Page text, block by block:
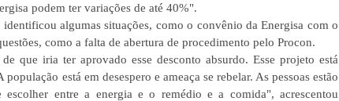
podem ter variações de até 40%".
algumas situações, como o convênio da Energisa com o
como a falta de abertura de procedimento pelo Procon.
que iria ter aprovado esse desconto absurdo. Esse projeto está
está em desespero e ameaça se rebelar. As pessoas estão
escolher entre a energia e o remédio e a comida", acrescentou